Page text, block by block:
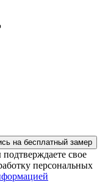
свое
персональных